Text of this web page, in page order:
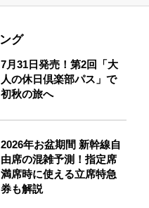
グ
7月31日発売！第2回「大
人の休日倶楽部パス」で
初秋の旅へ
2026年お盆期間 新幹線自
由席の混雑予測！指定席
満席時に使える立席特急
券も解説